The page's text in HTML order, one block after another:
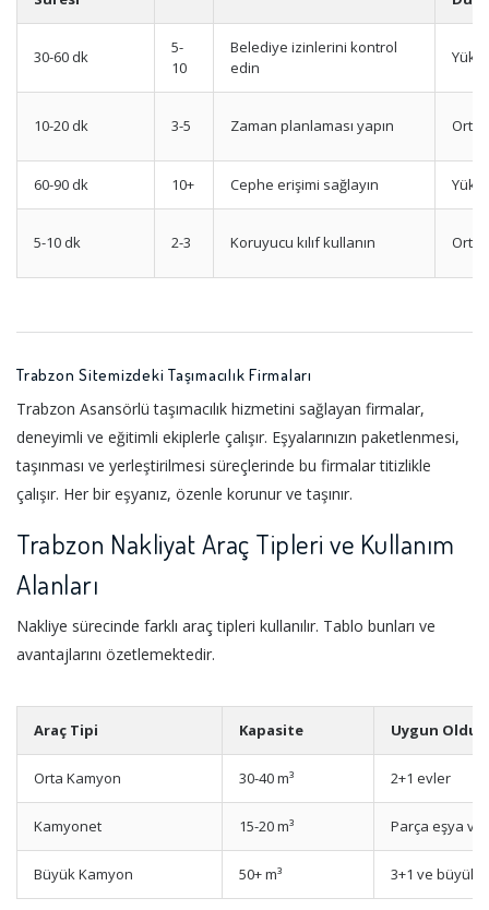
30-60 dk
5-
10
Belediye izinlerini kontrol
edin
10-20 dk 3-5 Zaman planlaması yapın Orta
60-90 dk 10+ Cephe erişimi sağlayın
5-10 dk 2-3 Koruyucu kılıf kullanın Orta
Trabzon Sitemizdeki Taşımacılık Firmaları
Trabzon Asansörlü taşımacılık hizmetini sağlayan firmalar,
deneyimli ve eğitimli ekiplerle çalışır. Eşyalarınızın paketlenmesi,
taşınması ve yerleştirilmesi süreçlerinde bu firmalar titizlikle
çalışır. Her bir eşyanız, özenle korunur ve taşınır.
Trabzon Nakliyat Araç Tipleri ve Kullanım
Alanları
Nakliye sürecinde farklı araç tipleri kullanılır. Tablo bunları ve
avantajlarını özetlemektedir.
Araç Tipi Kapasite Uygun
Orta Kamyon 30-40 m³ 2+1 evler
Kamyonet 15-20 m³ Parça eşya ve
Büyük Kamyon 50+ m³ 3+1 ve büyük